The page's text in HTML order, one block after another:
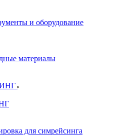
и оборудование
материалы
для симрейсинга